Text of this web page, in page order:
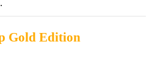
Gold Edition